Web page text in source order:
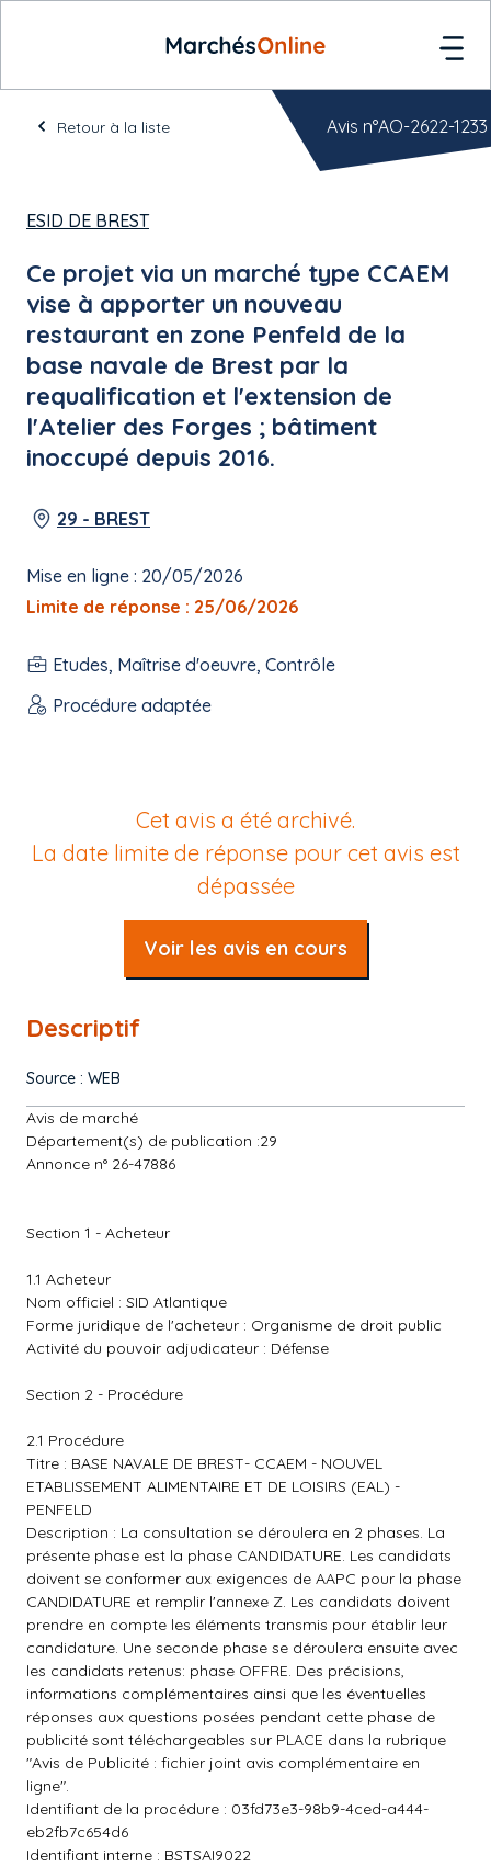
Retour à la liste
ESID DE BREST
Ce projet via un marché type CCAEM
vise à apporter un nouveau
restaurant en zone Penfeld de la
base navale de Brest par la
requalification et l'extension de
l'Atelier des Forges ; bâtiment
inoccupé depuis 2016.
29 - BREST
Mise en ligne : 20/05/2026
Limite de réponse : 25/06/2026
Etudes, Maîtrise d'oeuvre, Contrôle
Procédure adaptée
Avis n°AO-2622-1233
Cet avis a été archivé.
La date limite de réponse pour cet avis est
dépassée
Voir les avis en cours
Descriptif
Source : WEB
Avis de marché
Département(s) de publication :29
Annonce n° 26-47886
Section 1 - Acheteur
1.1 Acheteur
Nom officiel : SID Atlantique
Forme juridique de l'acheteur : Organisme de droit public
Activité du pouvoir adjudicateur : Défense
Section 2 - Procédure
2.1 Procédure
Titre : BASE NAVALE DE BREST- CCAEM - NOUVEL
ETABLISSEMENT ALIMENTAIRE ET DE LOISIRS (EAL) -
PENFELD
Description : La consultation se déroulera en 2 phases. La
présente phase est la phase CANDIDATURE. Les candidats
doivent se conformer aux exigences de AAPC pour la phase
CANDIDATURE et remplir l'annexe Z. Les candidats doivent
prendre en compte les éléments transmis pour établir leur
candidature. Une seconde phase se déroulera ensuite avec
les candidats retenus: phase OFFRE. Des précisions,
informations complémentaires ainsi que les éventuelles
réponses aux questions posées pendant cette phase de
publicité sont téléchargeables sur PLACE dans la rubrique
"Avis de Publicité : fichier joint avis complémentaire en
ligne".
Identifiant de la procédure : 03fd73e3-98b9-4ced-a444-
eb2fb7c654d6
Identifiant interne : BSTSAI9022